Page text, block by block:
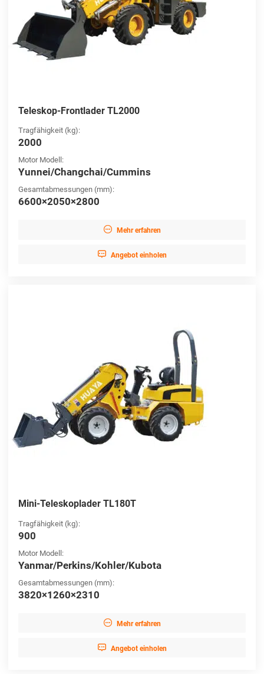
Teleskop-Frontlader TL2000
Tragfähigkeit (kg):
2000
Motor Modell:
Yunnei/Changchai/Cummins
Gesamtabmessungen (mm):
6600×2050×2800
 Mehr erfahren
 Angebot einholen
Mini-Teleskoplader TL180T
Tragfähigkeit (kg):
900
Motor Modell:
Yanmar/Perkins/Kohler/Kubota
Gesamtabmessungen (mm):
3820×1260×2310
 Mehr erfahren
 Angebot einholen